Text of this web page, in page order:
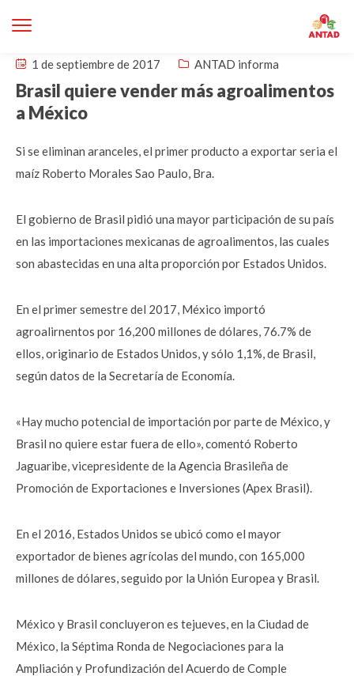
1 de septiembre de 2017 ANTAD informa
Brasil quiere vender más agroalimentos
a México
Si se eliminan aranceles, el primer producto a exportar seria el
maíz Roberto Morales Sao Paulo, Bra.
El gobierno de Brasil pidió una mayor participación de su país
en las importaciones mexicanas de agroalimentos, las cuales
son abastecidas en una alta proporción por Estados Unidos.
En el primer semestre del 2017, México importó
agroalirnentos por 16,200 millones de dólares, 76.7% de
ellos, originario de Estados Unidos, y sólo 1,1%, de Brasil,
según datos de la Secretaría de Economía.
«Hay mucho potencial de importación por parte de México, y
Brasil no quiere estar fuera de ello», comentó Roberto
Jaguaribe, vicepresidente de la Agencia Brasileña de
Promoción de Exportaciones e Inversiones (Apex Brasil).
En el 2016, Estados Unidos se ubicó como el mayor
exportador de bienes agrícolas del mundo, con 165,000
millones de dólares, seguido por la Unión Europea y Brasil.
México y Brasil concluyeron es tejueves, en la Ciudad de
México, la Séptima Ronda de Negociaciones para la
Ampliación y Profundización del Acuerdo de Comple